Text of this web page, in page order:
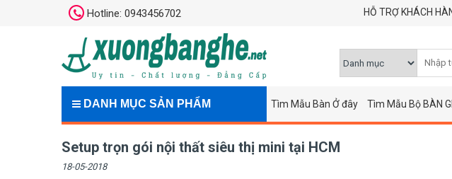
Hotline: 0943456702 HỖ TRỢ KHÁCH
DANH MỤC SẢN PHẨM Tìm Mẫu Bàn Ở đây Tìm Mẫu Bộ BÀN
Setup trọn gói nội thất siêu thị mini tại HCM
18-05-2018